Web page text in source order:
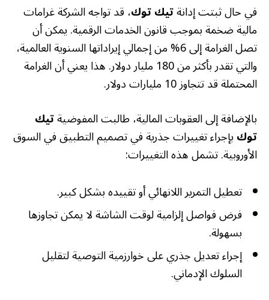
في حال ثبتت إدانةتيك توك، قد تواجه الشركة غرامات
مالية ضخمة بموجب قانون الخدمات الرقمية. يمكن أن
تصل الغرامة إلى 6% من إجمالي إيراداتها السنوية العالمية،
والتي تقدر بأكثر من 180 مليار دولار. هذا يعني أن الغرامة
المحتملة قد تتجاوز 10 مليارات دولار.
بالإضافة إلى العقوبات المالية، طالبت المفوضيةتيك
توكبإجراء تغييرات جذرية في تصميم التطبيق في السوق
الأوروبية. تشمل هذه التغييرات:
تعطيل التمرير اللانهائي أو تقييده بشكل كبير.
فرض فواصل إلزامية لوقت الشاشة لا يمكن تجاوزها
بسهولة.
إجراء تعديل جذري على خوارزمية التوصية لتقليل
السلوك الإدماني.